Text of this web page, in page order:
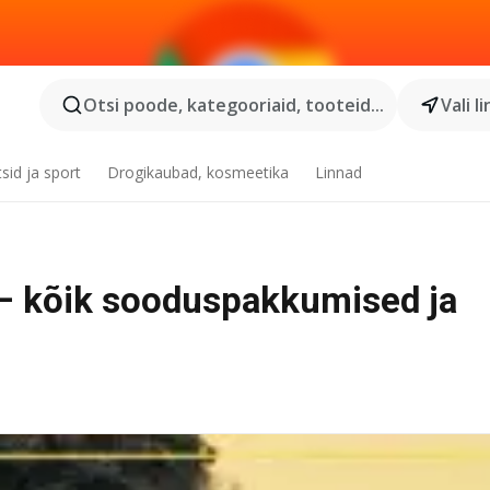
Otsi poode, kategooriaid, tooteid... Vali
ja sport Drogikaubad, kosmeetika Linnad
kõik sooduspakkumised ja